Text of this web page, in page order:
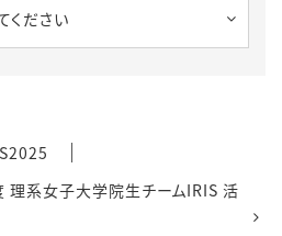
ください
理系女子大学院生チームIRIS 活